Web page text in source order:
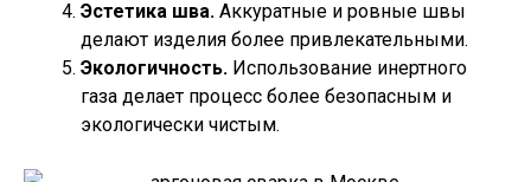
Эстетика шва. Аккуратные и ровные швы
делают изделия более привлекательными.
Экологичность. Использование инертного
газа делает процесс более безопасным и
экологически чистым.